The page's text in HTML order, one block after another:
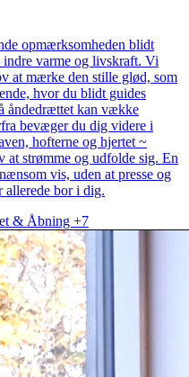
opmærksomheden blidt
varme og livskraft. Vi
at mærke den stille glød, som
hvor du blidt guides
åndedrættet kan vække
bevæger du dig videre i
hofterne og hjertet ~
at strømme og udfolde sig. En
vis, uden at presse og
allerede bor i dig.
& Åbning +7